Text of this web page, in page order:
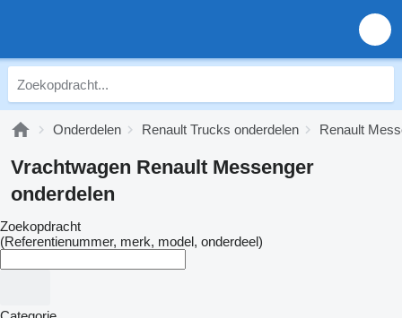
Onderdelen Renault Trucks onderdelen Renault
Vrachtwagen Renault Messenger
onderdelen
Zoekopdracht
(Referentienummer, merk, model, onderdeel)